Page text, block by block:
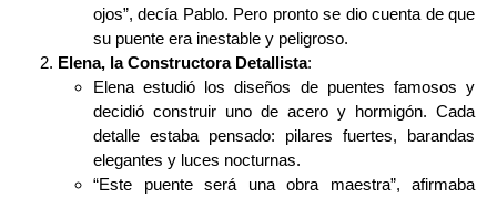
ojos”, decía Pablo. Pero pronto se dio cuenta de que
su puente era inestable y peligroso.
Elena, la Constructora Detallista:
Elena estudió los diseños de puentes famosos y
decidió construir uno de acero y hormigón. Cada
detalle estaba pensado: pilares fuertes, barandas
elegantes y luces nocturnas.
“Este puente será una obra maestra”, afirmaba